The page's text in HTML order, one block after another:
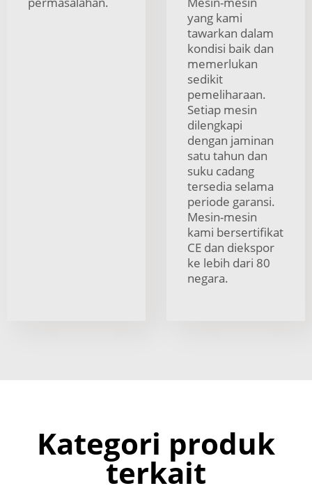
yang kami
tawarkan dalam
kondisi baik dan
memerlukan
sedikit
pemeliharaan.
Setiap mesin
dilengkapi
dengan jaminan
satu tahun dan
suku cadang
tersedia selama
periode garansi.
Mesin-mesin
kami bersertifikat
CE dan diekspor
ke lebih dari 80
negara.
Kategori produk
terkait